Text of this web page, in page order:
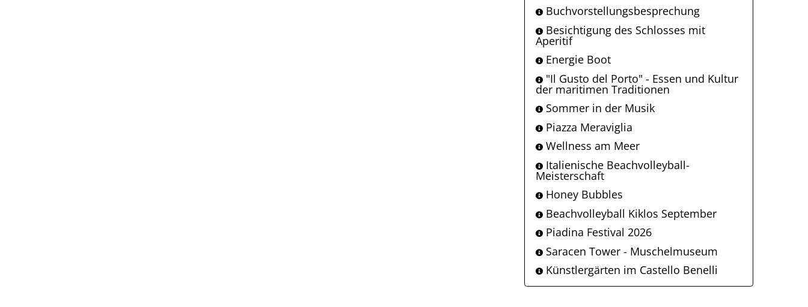
Buchvorstellungsbesprechung
Besichtigung des Schlosses mit
Aperitif
Energie Boot
"Il Gusto del Porto" - Essen und Kultur
der maritimen Traditionen
Sommer in der Musik
Piazza Meraviglia
Wellness am Meer
Italienische Beachvolleyball-
Meisterschaft
Honey Bubbles
Beachvolleyball Kiklos September
Piadina Festival 2026
Saracen Tower - Muschelmuseum
Künstlergärten im Castello Benelli